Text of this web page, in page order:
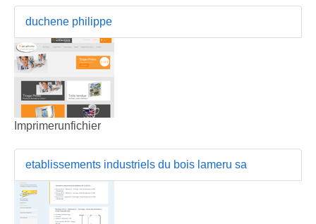
duchene philippe
Imprimerunfichier
etablissements industriels du bois lameru sa